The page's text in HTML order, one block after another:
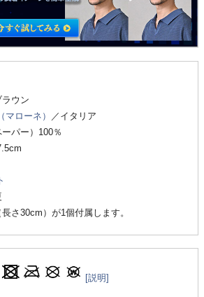
ウン
マローネ）
／イタリア
パー）100％
さ30cm）が1個付属します。
[説明]